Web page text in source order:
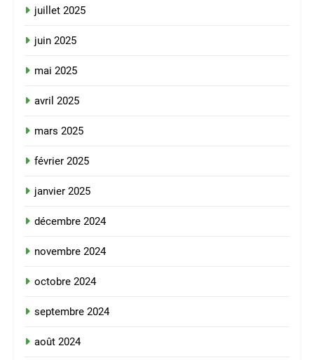
juillet 2025
juin 2025
mai 2025
avril 2025
mars 2025
février 2025
janvier 2025
décembre 2024
novembre 2024
octobre 2024
septembre 2024
août 2024